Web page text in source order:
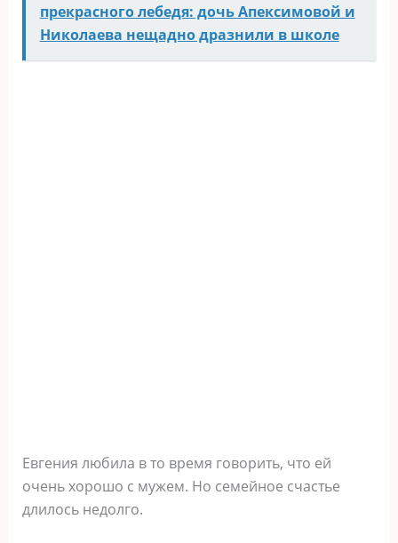
прекрасного лебедя: дочь Апексимовой и
Николаева нещадно дразнили в школе
Евгения любила в то время говорить, что ей
очень хорошо с мужем. Но семейное счастье
длилось недолго.